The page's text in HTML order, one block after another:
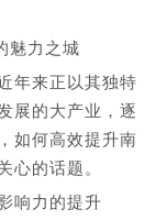
魅力之城
年来正以其独特
展的大产业，逐
如何高效提升南
心的话题。
响力的提升